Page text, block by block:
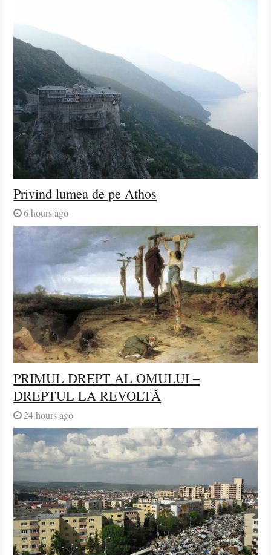
Privind lumea de pe Athos
6 hours ago
PRIMUL DREPT AL OMULUI –
DREPTUL LA REVOLTĂ
24 hours ago